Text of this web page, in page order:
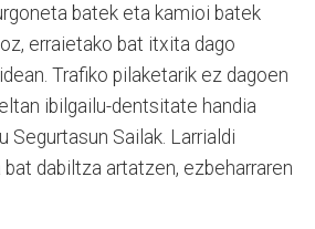
batek eta kamioi batek
erraietako bat itxita dago
Trafiko pilaketarik ez dagoen
ibilgailu-dentsitate handia
Segurtasun Sailak. Larrialdi
dabiltza artatzen, ezbeharraren